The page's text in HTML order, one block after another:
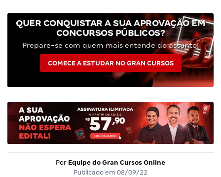
QUER CONQUISTAR A SUA APROVAÇÃO EM
CONCURSOS PÚBLICOS?
Prepare-se com quem mais entende do assunto!
COMECE A ESTUDAR NO GRAN CURSOS
Por Equipe do Gran Cursos Online
Publicado em 08/09/22